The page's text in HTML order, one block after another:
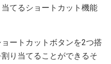
てるショートカット機能
ートカットボタンを2つ搭
り当てることができるそ